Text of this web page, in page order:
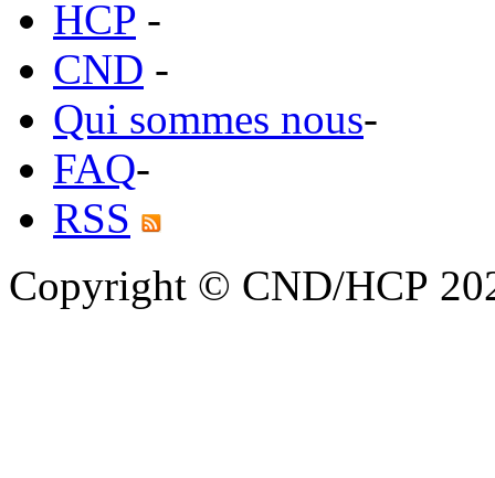
HCP -
CND -
Qui sommes nous-
FAQ-
RSS
Copyright © CND/HCP